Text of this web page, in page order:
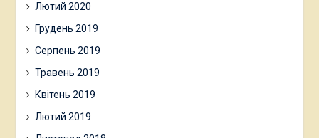
Лютий 2020
Грудень 2019
Серпень 2019
Травень 2019
Квітень 2019
Лютий 2019